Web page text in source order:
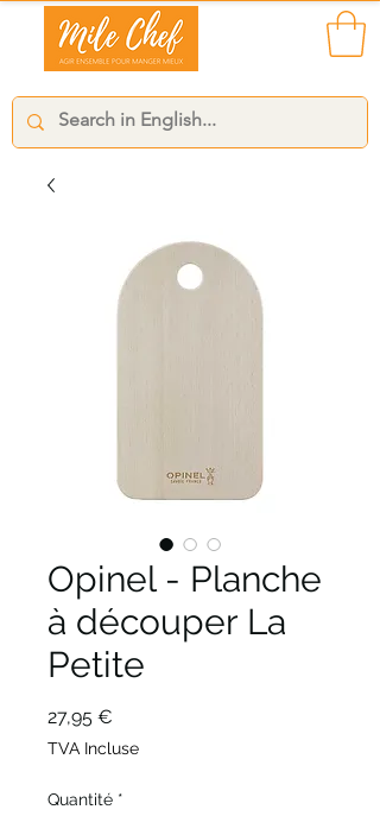
Opinel - Planche
à découper La
Petite
27,95 €
TVA Incluse
Quantité *